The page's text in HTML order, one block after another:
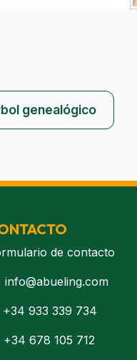
genealógico
de contacto
info@abueling.com
+34 933 339 734
+34 678 105 712